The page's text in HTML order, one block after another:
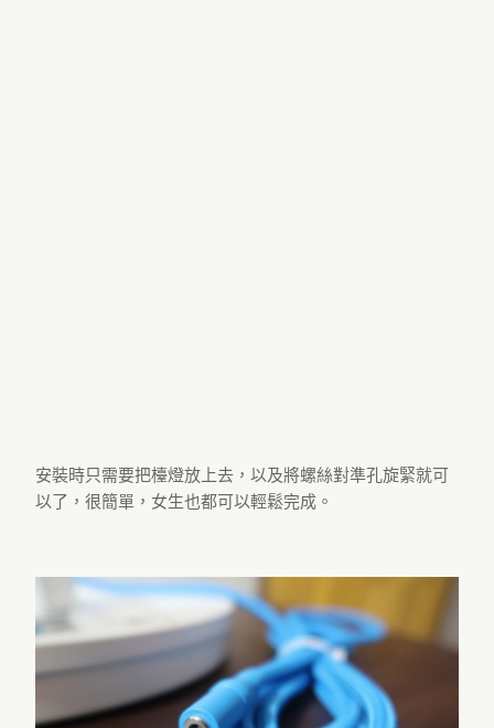
安裝時只需要把檯燈放上去，以及將螺絲對準孔旋緊就可
以了，很簡單，女生也都可以輕鬆完成。